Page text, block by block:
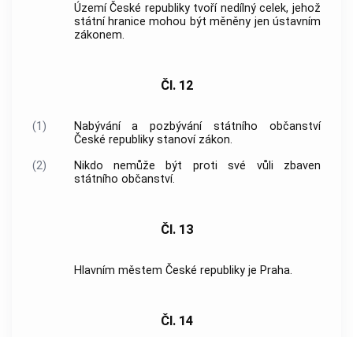
Území České republiky tvoří nedílný celek, jehož
státní hranice mohou být měněny jen ústavním
zákonem.
Čl. 12
(1)
Nabývání a pozbývání státního občanství
České republiky stanoví zákon.
(2)
Nikdo nemůže být proti své vůli zbaven
státního občanství.
Čl. 13
Hlavním městem České republiky je Praha.
Čl. 14